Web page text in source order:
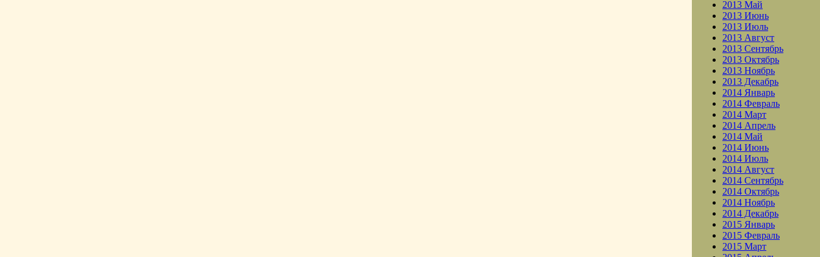
2013 Май
2013 Июнь
2013 Июль
2013 Август
2013 Сентябрь
2013 Октябрь
2013 Ноябрь
2013 Декабрь
2014 Январь
2014 Февраль
2014 Март
2014 Апрель
2014 Май
2014 Июнь
2014 Июль
2014 Август
2014 Сентябрь
2014 Октябрь
2014 Ноябрь
2014 Декабрь
2015 Январь
2015 Февраль
2015 Март